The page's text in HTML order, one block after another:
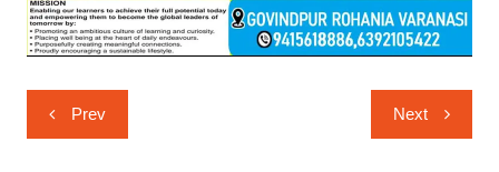
Post
navigation
Prev Next